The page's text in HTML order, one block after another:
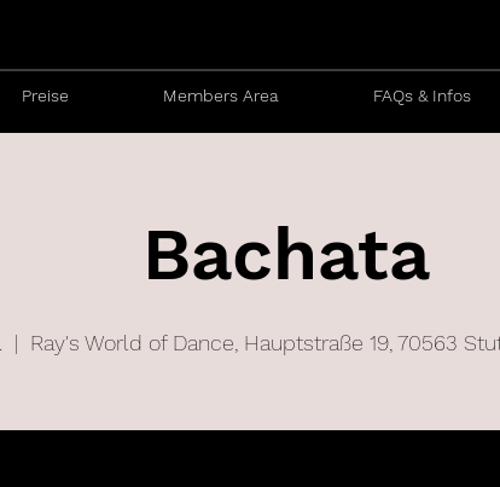
Preise Members Area FAQs & Infos
Bachata
  |
Ray's World of Dance, Hauptstraße 19, 70563